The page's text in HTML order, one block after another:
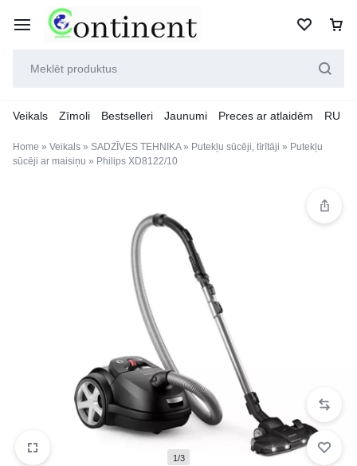
Veikals Zīmoli Bestselleri Jaunumi Preces ar atlaidēm RU
Home » Veikals » SADZĪVES TEHNIKA» Putekļu sūcēji, tīrītāji » Putekļu
sūcēji ar maisiņu » Philips XD8122/10
1/3